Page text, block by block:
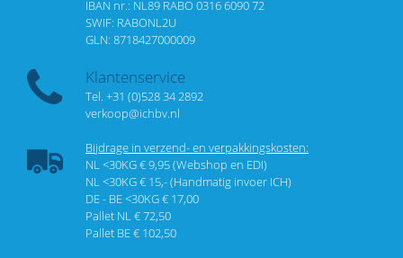
IBAN nr.: NL89 RABO 0316 6090 72
SWIF: RABONL2U
GLN: 8718427000009
Klantenservice
Tel. +31 (0)528 34 2892
verkoop@ichbv.nl
Bijdrage in verzend- en verpakkingskosten:
NL <30KG € 9,95 (Webshop en EDI)
NL <30KG € 15,- (Handmatig invoer ICH)
DE - BE <30KG € 17,00
Pallet NL € 72,50
Pallet BE € 102,50